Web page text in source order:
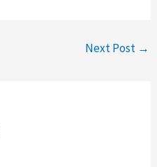
Next Post →